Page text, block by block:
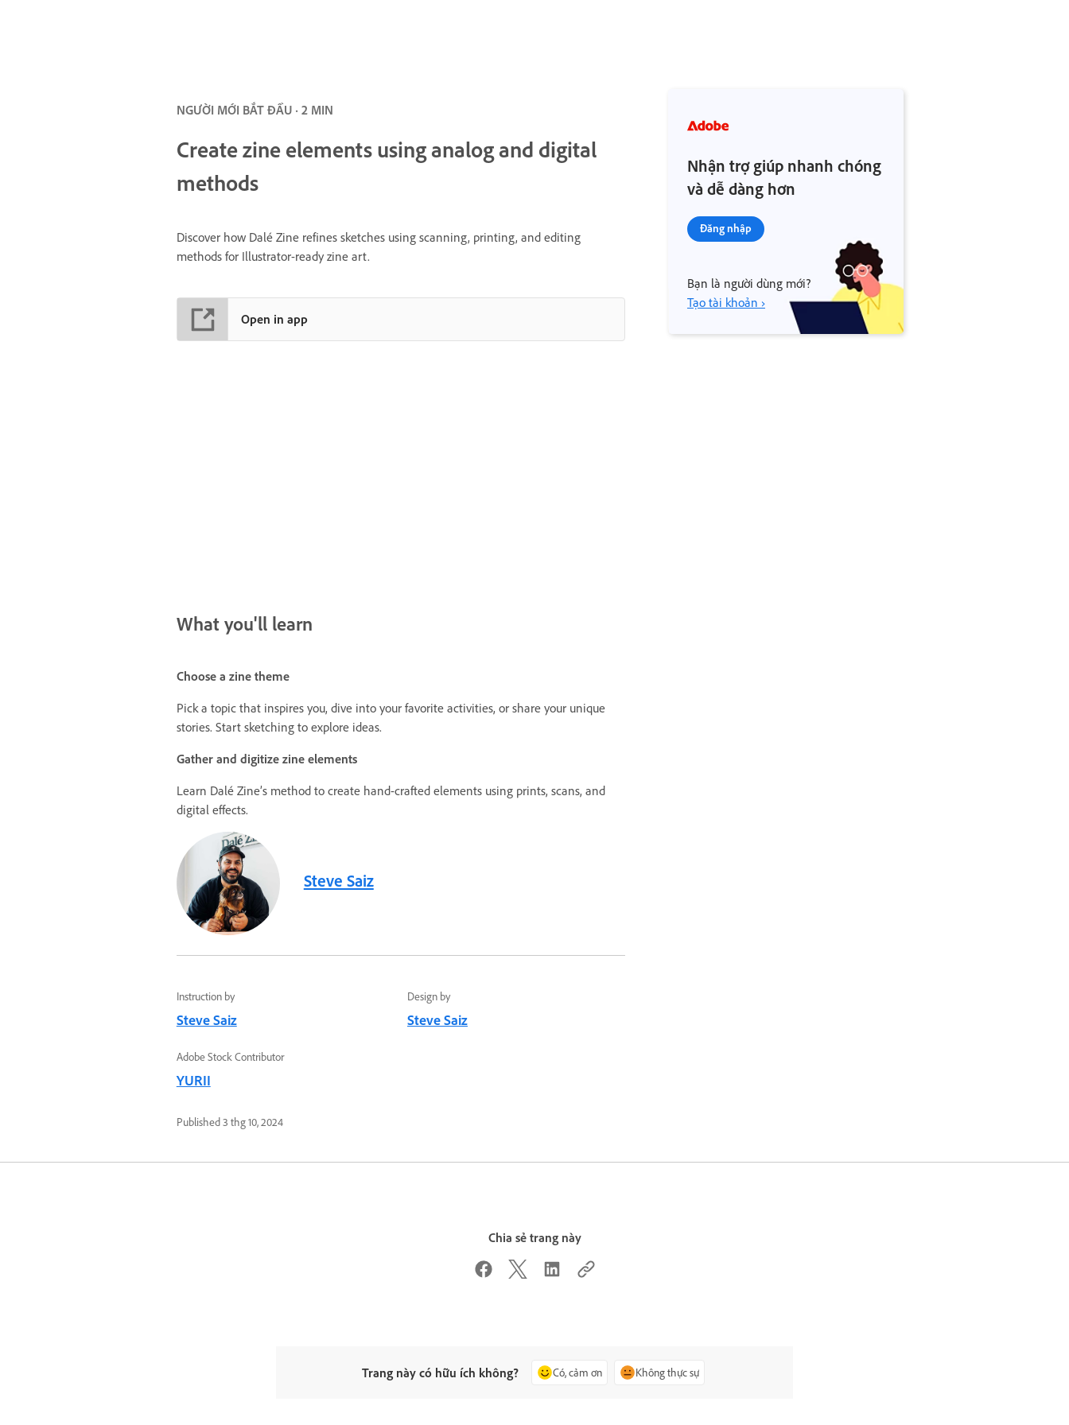
NGƯỜI MỚI BẮT ĐẦU · 2 MIN
Create zine elements using analog and digital
methods
Discover how Dalé Zine refines sketches using scanning, printing, and editing
methods for Illustrator-ready zine art.
Open in app
What you'll learn
Choose a zine theme
Pick a topic that inspires you, dive into your favorite activities, or share your unique
stories. Start sketching to explore ideas.
Gather and digitize zine elements
Learn Dalé Zine’s method to create hand-crafted elements using prints, scans, and
digital effects.
Steve Saiz
Instruction by
Steve Saiz
Design by
Steve Saiz
Adobe Stock Contributor
YURII
Published3 thg 10, 2024
Nhận trợ giúp nhanh chóng
và dễ dàng hơn
Đăng nhập
Bạn là người dùng mới?
Tạo tài khoản ›
Chia sẻ trang này
Trang này có hữu ích không? Có, cảm ơn Không thực sự